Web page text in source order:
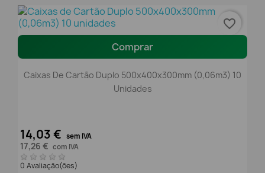
Comprar
Caixas De Cartão Duplo 500x400x300mm (0,06m3) 10
Unidades
14,03 € sem IVA
17,26 € com IVA
0 Avaliação(ões)
favorite_border